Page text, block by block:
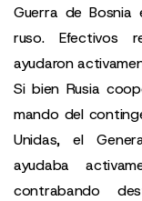
Guerra de
ruso. Efectivos
ayudaron
Si bien Rusia
mando del
Unidas, el
ayudaba
contrabando